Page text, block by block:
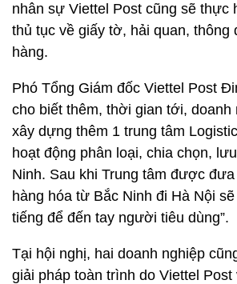
nhân sự Viettel Post cũng sẽ thực
thủ tục về giấy tờ, hải quan, thông
hàng.
Phó Tổng Giám đốc Viettel Post
cho biết thêm, thời gian tới, doanh
xây dựng thêm 1 trung tâm
hoạt động phân loại, chia chọn,
Ninh. Sau khi Trung tâm được
hàng hóa từ Bắc Ninh đi Hà Nội
tiếng để đến tay người tiêu dùng”.
Tại hội nghị, hai doanh nghiệp
giải pháp toàn trình do Viettel Post